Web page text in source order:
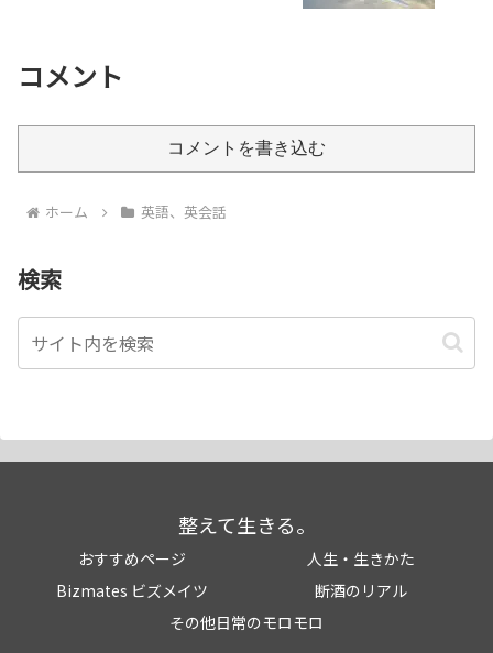
コメント
コメントを書き込む
ホーム 英語、英会話
検索
整えて生きる。
おすすめページ
人生・生きかた
Bizmates ビズメイツ
断酒のリアル
その他日常のモロモロ